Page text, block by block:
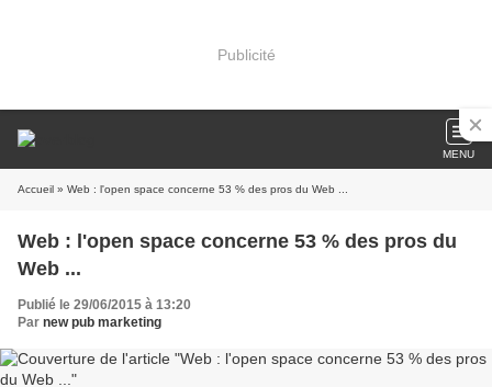
Publicité
MENU
Accueil » Web : l'open space concerne 53 % des pros du Web ...
Web : l'open space concerne 53 % des pros du
Web ...
Publié le 29/06/2015 à 13:20
Par new pub marketing